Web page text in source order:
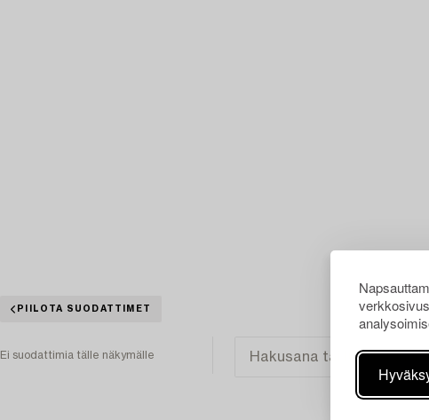
PIILOTA SUODATTIMET
Ei suodattimia tälle näkymälle